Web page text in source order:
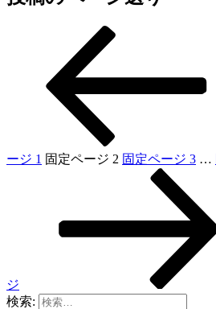
ージ 1 固定ページ 2 固定ページ 3 …
ジ
検索: